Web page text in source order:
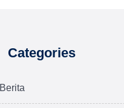
Categories
Berita